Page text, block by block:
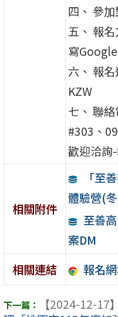
四、 參
五、 報
寫
六、 報
KZW
七、 聯
#303、
歡迎洽詢
相關附件
「至
體驗營(冬
至善
案DM
相關連結
報名
【2024-12-17】